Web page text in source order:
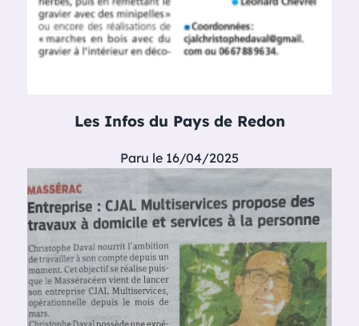
Les Infos du Pays de Redon
Paru le 16/04/2025